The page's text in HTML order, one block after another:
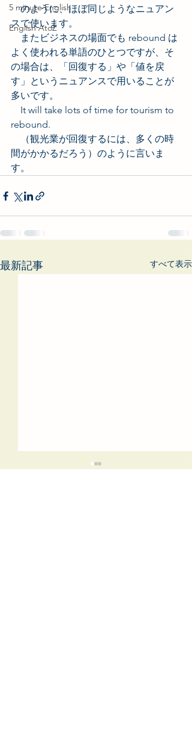
5 minute English
English AtoZ
のように、ほぼ同じようなニュアン
スで使います。
またビジネスの場面でも rebound は
よく使われる単語のひとつですが、そ
の場合は、「回復する」や「値を戻
す」というニュアンスで用いることが
多いです。
It will take lots of time for tourism to
rebound.
（観光業が回復するには、多くの時
間がかかるだろう）のように言いま
す。
最新記事 すべて表示